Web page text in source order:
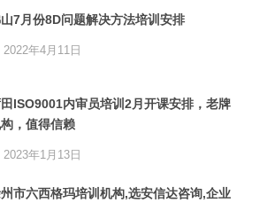
7月份8D问题解决方法培训安排
2022年4月11日
ISO9001内审员培训2月开课安排，老牌
，值得信赖
2023年1月13日
市六西格玛培训机构,选安信达咨询,企业